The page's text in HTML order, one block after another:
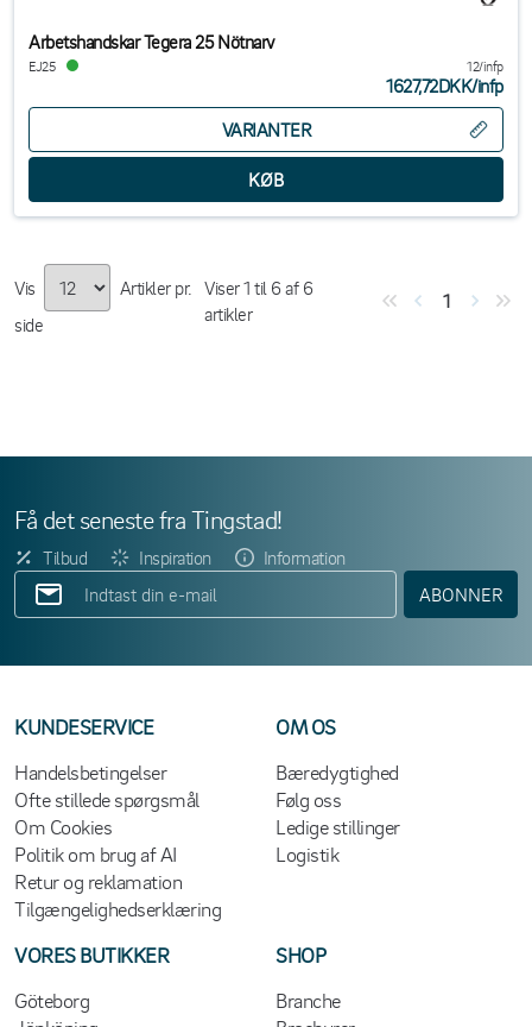
Arbetshandskar Tegera 25 Nötnarv
EJ25 12/infp
1627,72DKK/infp
VARIANTER
Vis
Artikler pr.
side
Viser1 til 6 af 6
artikler
1
Få det seneste fra Tingstad!
Tilbud Inspiration
Information
ABONNER
KUNDESERVICE
Handelsbetingelser
Ofte stillede spørgsmål
Om Cookies
Politik om brug af AI
Retur og reklamation
Tilgængelighedserklæring
OM OS
Bæredygtighed
Følg oss
Ledige stillinger
Logistik
VORES BUTIKKER
Göteborg
SHOP
Branche